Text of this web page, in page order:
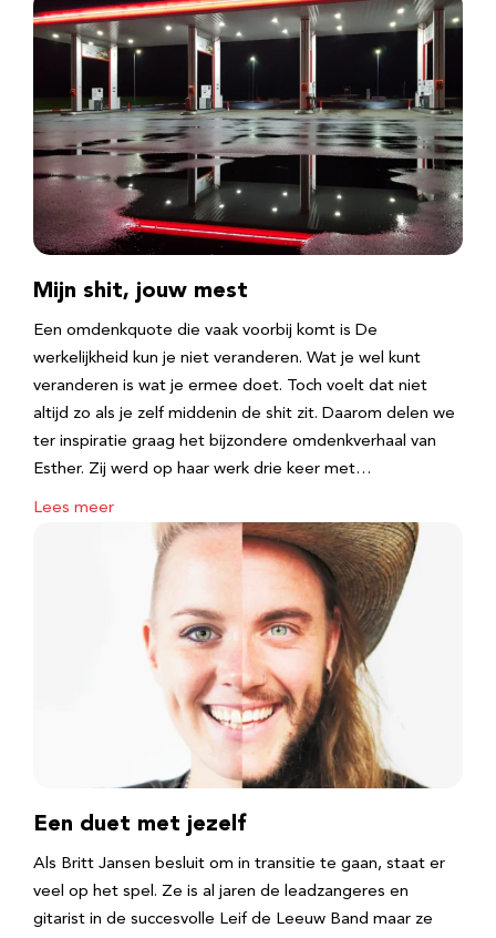
Mijn shit, jouw mest
Een omdenkquote die vaak voorbij komt is De
werkelijkheid kun je niet veranderen. Wat je wel kunt
veranderen is wat je ermee doet. Toch voelt dat niet
altijd zo als je zelf middenin de shit zit. Daarom delen we
ter inspiratie graag het bijzondere omdenkverhaal van
Esther. Zij werd op haar werk drie keer met…
Lees meer
Een duet met jezelf
Als Britt Jansen besluit om in transitie te gaan, staat er
veel op het spel. Ze is al jaren de leadzangeres en
gitarist in de succesvolle Leif de Leeuw Band maar ze